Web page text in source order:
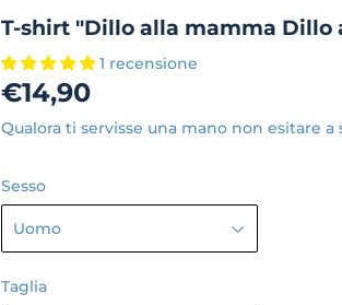
T-shirt "Dillo alla mamma Dillo
1 recensione
€14,90
Qualora ti servisse una mano non esitare a
Sesso
Taglia